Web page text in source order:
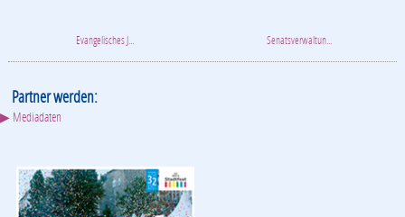
Evangelisches J... Senatsverwaltun...
Partner werden:
▶ Mediadaten